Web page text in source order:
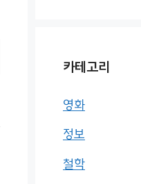
카테고리
영화
정보
철학